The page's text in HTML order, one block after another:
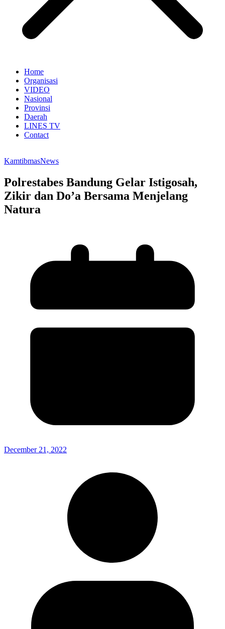
Home
Organisasi
VIDEO
Nasional
Provinsi
Daerah
LINES TV
Contact
KamtibmasNews
Polrestabes Bandung Gelar Istigosah,
Zikir dan Do’a Bersama Menjelang
Natura
December 21, 2022